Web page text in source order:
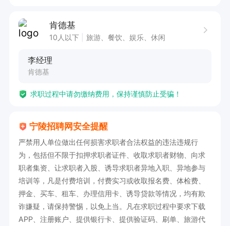
提供免费培训，拥有广阔的晋升空间。诚邀有志之
肯德基
10人以下 旅游、餐饮、娱乐、休闲
李经理
肯德基
求职过程中请勿缴纳费用，保持谨慎防止受骗！
宁陵招聘网安全提醒
严禁用人单位做出任何损害求职者合法权益的违法违规行
为，包括但不限于扣押求职者证件、收取求职者财物、向求
职者集资、让求职者入股、诱导求职者异地入职、异地参与
培训等，凡是付费培训，付费实习或收取报名费、体检费、
押金、买车、租车、办理信用卡、诱导贷款等情况，均有欺
诈嫌疑，请保持警惕，以免上当。凡在求职过程中要求下载
APP、注册账户、提供银行卡、提供验证码、刷单、旅游代